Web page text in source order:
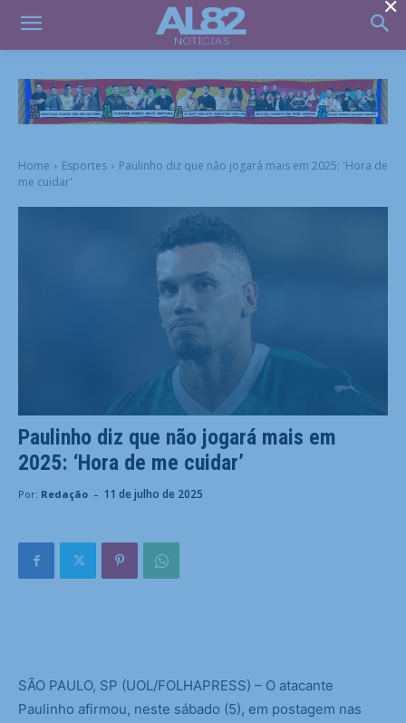
Home Esportes
Paulinho diz que não jogará mais em 2025: 'Hora de
me cuidar'
Paulinho diz que não jogará mais em
2025: ‘Hora de me cuidar’
Por: Redação - 11 de julho de 2025
SÃO PAULO, SP (UOL/FOLHAPRESS) – O atacante
Paulinho afirmou, neste sábado (5), em postagem nas